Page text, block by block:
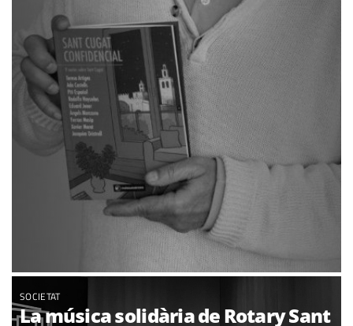
SOCIETAT
La música solidària de Rotary Sant